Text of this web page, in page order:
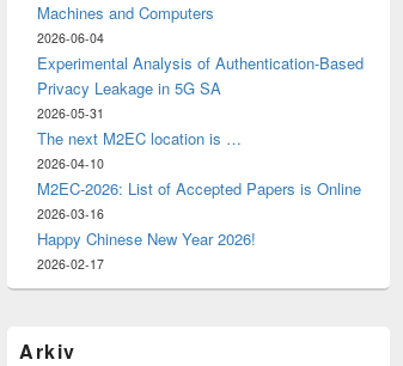
Machines and Computers
2026-06-04
Experimental Analysis of Authentication-Based
Privacy Leakage in 5G SA
2026-05-31
The next M2EC location is …
2026-04-10
M2EC-2026: List of Accepted Papers is Online
2026-03-16
Happy Chinese New Year 2026!
2026-02-17
Arkiv